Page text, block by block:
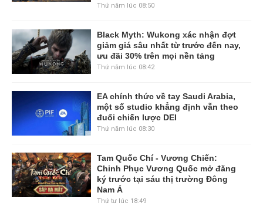
Thứ năm lúc 08:50
Black Myth: Wukong xác nhận đợt
giảm giá sâu nhất từ trước đến nay,
ưu đãi 30% trên mọi nền tảng
Thứ năm lúc 08:42
EA chính thức về tay Saudi Arabia,
một số studio khẳng định vẫn theo
đuổi chiến lược DEI
Thứ năm lúc 08:30
Tam Quốc Chí - Vương Chiến:
Chinh Phục Vương Quốc mở đăng
ký trước tại sáu thị trường Đông
Nam Á
Thứ tư lúc 18:49